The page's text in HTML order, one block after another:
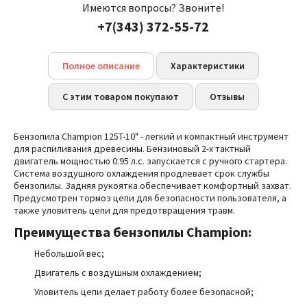
Имеются вопросы? Звоните!
+7(343) 372-55-72
Полное описание Характеристики
С этим товаром покупают Отзывы
Бензопила Champion 125T-10" - легкий и компактный инструмент
для распиливания древесины. Бензиновый 2-х тактный
двигатель мощностью 0.95 л.с. запускается с ручного стартера.
Система воздушного охлаждения продлевает срок службы
бензопилы. Задняя рукоятка обеспечивает комфортный захват.
Предусмотрен тормоз цепи для безопасности пользователя, а
также уловитель цепи для предотвращения травм.
Преимущества бензопилы Champion:
Небольшой вес;
Двигатель с воздушным охлаждением;
Уловитель цепи делает работу более безопасной;